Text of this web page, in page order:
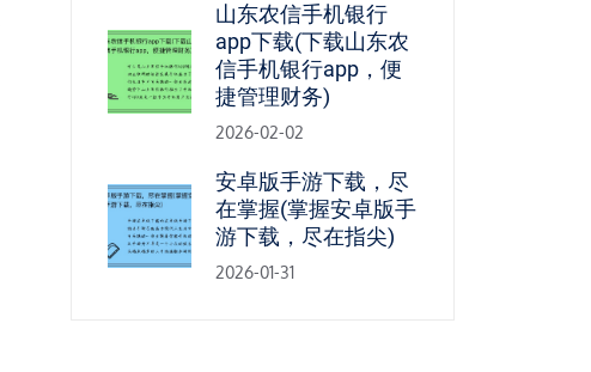
山东农信手机银行
app下载(下载山东农
信手机银行app，便
捷管理财务)
2026-02-02
安卓版手游下载，尽
在掌握(掌握安卓版手
游下载，尽在指尖)
2026-01-31